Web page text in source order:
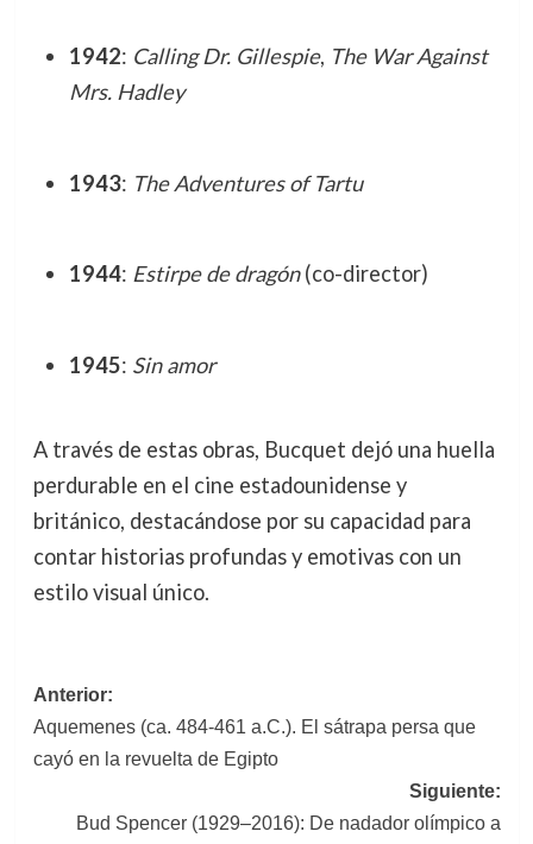
1942: Calling Dr. Gillespie, The War Against
Mrs. Hadley
1943: The Adventures of Tartu
1944: Estirpe de dragón(co-director)
1945: Sin amor
A través de estas obras, Bucquet dejó una huella
perdurable en el cine estadounidense y
británico, destacándose por su capacidad para
contar historias profundas y emotivas con un
estilo visual único.
Navegación
de
entradas
Anterior:
Aquemenes (ca. 484-461 a.C.). El sátrapa persa que
cayó en la revuelta de Egipto
Siguiente:
Bud Spencer (1929–2016): De nadador olímpico a